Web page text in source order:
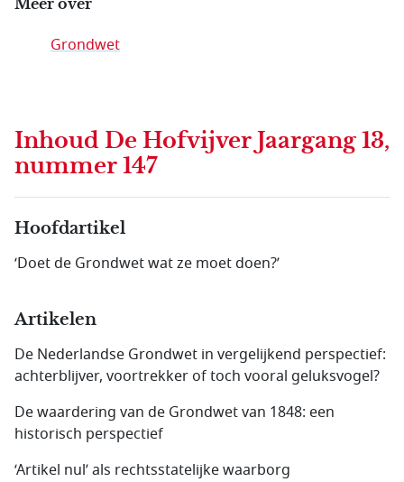
Meer over
Grondwet
Inhoud De Hofvijver Jaargang 13,
nummer 147
Hoofdartikel
‘Doet de Grondwet wat ze moet doen?’
Artikelen
De Nederlandse Grondwet in vergelijkend perspectief:
achterblijver, voortrekker of toch vooral geluksvogel?
De waardering van de Grondwet van 1848: een
historisch perspectief
‘Artikel nul’ als rechtsstatelijke waarborg